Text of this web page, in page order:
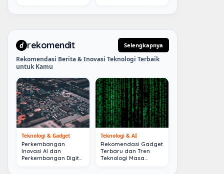
d rekomendit Selengkapnya
Rekomendasi Berita & Inovasi Teknologi Terbaik
untuk Kamu
Teknologi & Gadget
Perkembangan
Inovasi AI dan
Perkembangan Digital
Teknologi & AI
Rekomendasi Gadget
Terbaru dan Tren
Teknologi Masa